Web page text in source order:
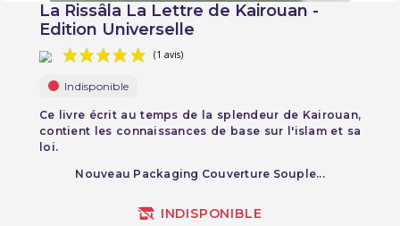
La Rissâla La Lettre de Kairouan -
Edition Universelle
(1 avis)
Indisponible
Ce livre écrit au temps de la splendeur de Kairouan,
contient les connaissances de base sur l'islam et sa
loi.
Nouveau Packaging Couverture Souple...
INDISPONIBLE